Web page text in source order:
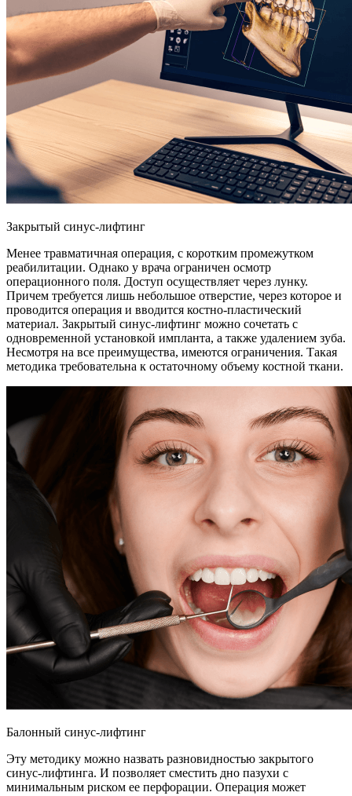
Закрытый синус-лифтинг
Менее травматичная операция, с коротким промежутком
реабилитации. Однако у врача ограничен осмотр
операционного поля. Доступ осуществляет через лунку.
Причем требуется лишь небольшое отверстие, через которое и
проводится операция и вводится костно-пластический
материал. Закрытый синус-лифтинг можно сочетать с
одновременной установкой импланта, а также удалением зуба.
Несмотря на все преимущества, имеются ограничения. Такая
методика требовательна к остаточному объему костной ткани.
Балонный синус-лифтинг
Эту методику можно назвать разновидностью закрытого
синус-лифтинга. И позволяет сместить дно пазухи с
минимальным риском ее перфорации. Операция может